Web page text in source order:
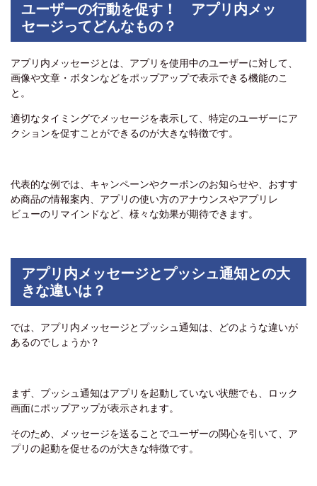
ユーザーの行動を促す！ アプリ内メッ
セージってどんなもの？
アプリ内メッセージとは、アプリを使用中のユーザーに対して、
画像や文章・ボタンなどをポップアップで表示できる機能のこ
と。
適切なタイミングでメッセージを表示して、特定のユーザーにア
クションを促すことができるのが大きな特徴です。
代表的な例では、キャンペーンやクーポンのお知らせや、おすす
め商品の情報案内、アプリの使い方のアナウンスやアプリレ
ビューのリマインドなど、様々な効果が期待できます。
アプリ内メッセージとプッシュ通知との大
きな違いは？
では、アプリ内メッセージとプッシュ通知は、どのような違いが
あるのでしょうか？
まず、プッシュ通知はアプリを起動していない状態でも、ロック
画面にポップアップが表示されます。
そのため、メッセージを送ることでユーザーの関心を引いて、ア
プリの起動を促せるのが大きな特徴です。